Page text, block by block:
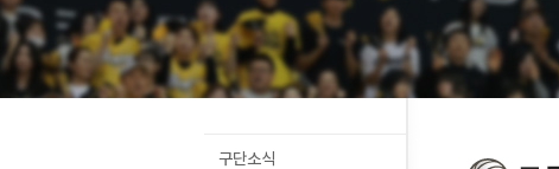
구단소식